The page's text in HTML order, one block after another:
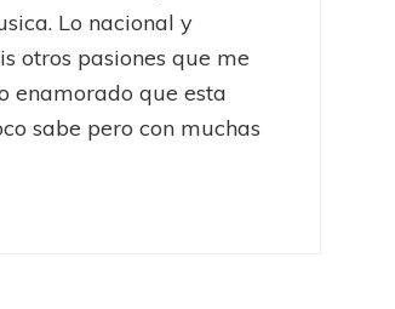
Lo nacional y
otros pasiones que me
enamorado que esta
sabe pero con muchas